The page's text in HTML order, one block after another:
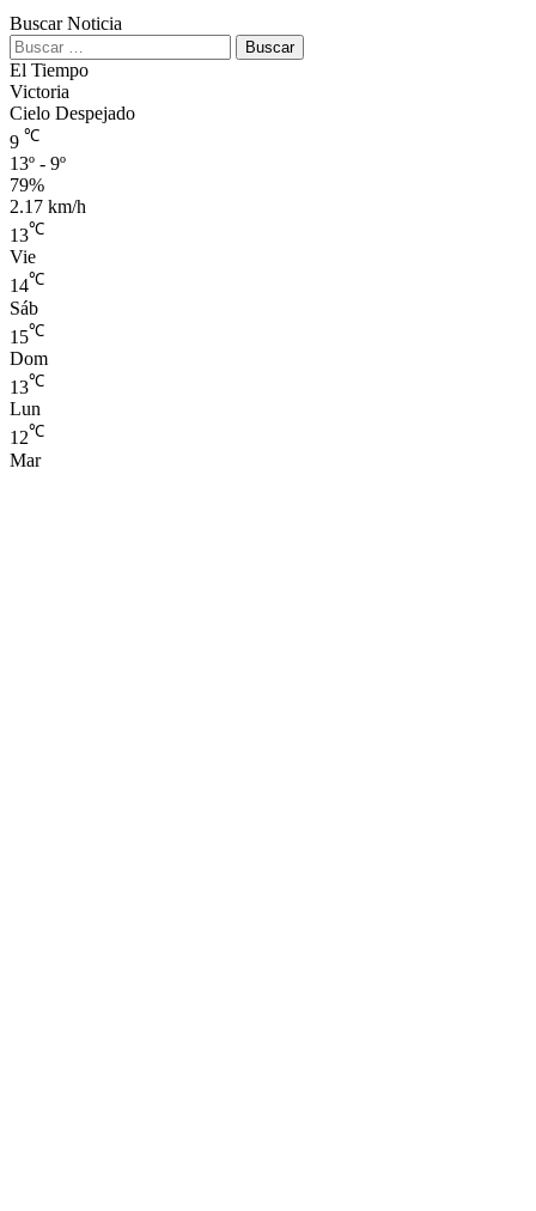
Buscar Noticia
Buscar:
El Tiempo
Victoria
Cielo Despejado
9 ℃
13º - 9º
79%
2.17 km/h
13℃
Vie
14℃
Sáb
15℃
Dom
13℃
Lun
12℃
Mar